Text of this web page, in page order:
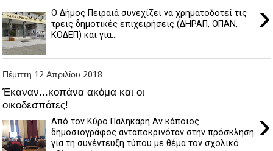
›
Ο Δήμος Πειραιά συνεχίζει να χρηματοδοτεί τις
τρεις δημοτικές επιχειρήσεις (ΔΗΡΑΠ, ΟΠΑΝ,
ΚΟΔΕΠ) και για...
Πέμπτη 12 Απριλίου 2018
Έκαναν...κοπάνα ακόμα και οι
οικοδεσπότες!
›
Από τον Κύρο Παληκάρη Αν κάποιος
δημοσιογράφος ανταποκρινόταν στην πρόσκληση
για τη συνέντευξη τύπου με θέμα τον σχολικό